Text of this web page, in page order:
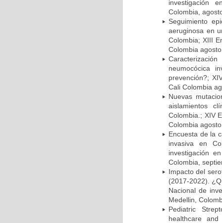
investigación
Colombia,
Seguimiento
aeruginosa en
Colombia; XIII
Colombia
neumocócica
prevención?;
Cali Colombia
Nuevas
aislamientos
Colombia.; XIV
Colombia
Encuesta de la
invasiva en
investigación
Colombia,
Impacto del
(2017-2022).
Nacional de
Medellin,
Pediatric
healthcare and